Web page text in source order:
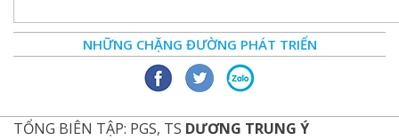
NHỮNG CHẶNG ĐƯỜNG PHÁT TRIỂN
TỔNG BIÊN TẬP: PGS, TS DƯƠNG TRUNG Ý